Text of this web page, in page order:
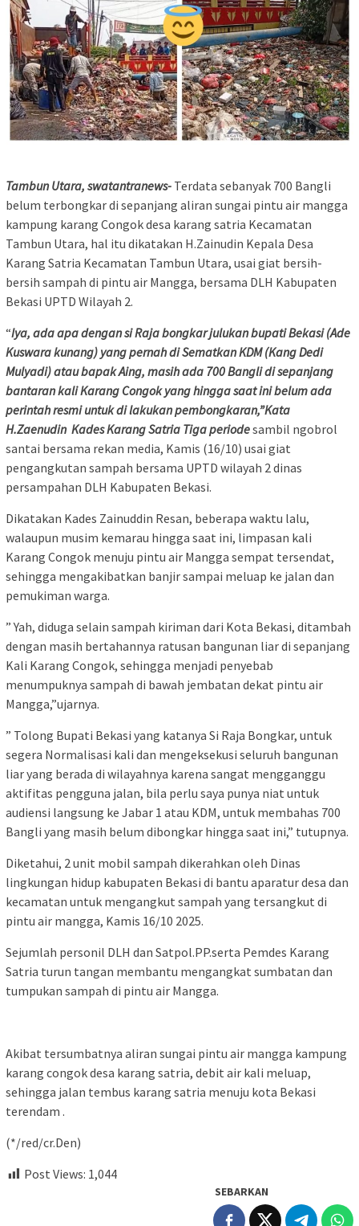
Tambun Utara, swatantranews- Terdata sebanyak 700 Bangli
belum terbongkar di sepanjang aliran sungai pintu air mangga
kampung karang Congok desa karang satria Kecamatan
Tambun Utara, hal itu dikatakan H.Zainudin Kepala Desa
Karang Satria Kecamatan Tambun Utara, usai giat bersih-
bersih sampah di pintu air Mangga, bersama DLH Kabupaten
Bekasi UPTD Wilayah 2.
“Iya, ada apa dengan si Raja bongkar julukan bupati Bekasi (Ade
Kuswara kunang) yang pernah di Sematkan KDM (Kang Dedi
Mulyadi) atau bapak Aing, masih ada 700 Bangli di sepanjang
bantaran kali Karang Congok yang hingga saat ini belum ada
perintah resmi untuk di lakukan pembongkaran,”Kata
H.Zaenudin Kades Karang Satria Tiga periodesambil ngobrol
santai bersama rekan media, Kamis (16/10) usai giat
pengangkutan sampah bersama UPTD wilayah 2 dinas
persampahan DLH Kabupaten Bekasi.
Dikatakan Kades Zainuddin Resan, beberapa waktu lalu,
walaupun musim kemarau hingga saat ini, limpasan kali
Karang Congok menuju pintu air Mangga sempat tersendat,
sehingga mengakibatkan banjir sampai meluap ke jalan dan
pemukiman warga.
” Yah, diduga selain sampah kiriman dari Kota Bekasi, ditambah
dengan masih bertahannya ratusan bangunan liar di sepanjang
Kali Karang Congok, sehingga menjadi penyebab
menumpuknya sampah di bawah jembatan dekat pintu air
Mangga,”ujarnya.
” Tolong Bupati Bekasi yang katanya Si Raja Bongkar, untuk
segera Normalisasi kali dan mengeksekusi seluruh bangunan
liar yang berada di wilayahnya karena sangat mengganggu
aktifitas pengguna jalan, bila perlu saya punya niat untuk
audiensi langsung ke Jabar 1 atau KDM, untuk membahas 700
Bangli yang masih belum dibongkar hingga saat ini,” tutupnya.
Diketahui, 2 unit mobil sampah dikerahkan oleh Dinas
lingkungan hidup kabupaten Bekasi di bantu aparatur desa dan
kecamatan untuk mengangkut sampah yang tersangkut di
pintu air mangga, Kamis 16/10 2025.
Sejumlah personil DLH dan Satpol.PP.serta Pemdes Karang
Satria turun tangan membantu mengangkat sumbatan dan
tumpukan sampah di pintu air Mangga.
Akibat tersumbatnya aliran sungai pintu air mangga kampung
karang congok desa karang satria, debit air kali meluap,
sehingga jalan tembus karang satria menuju kota Bekasi
terendam .
(*/red/cr.Den)
Post Views: 1,044
SEBARKAN